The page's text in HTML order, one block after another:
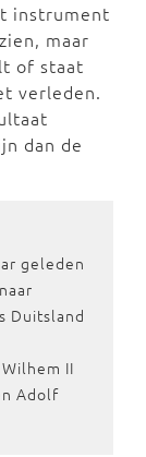
instrument
maar
of staat
verleden.
dan de
geleden
Duitsland
II
Adolf